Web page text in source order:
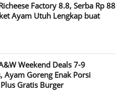
Factory 8.8, Serba Rp 88
Ayam Utuh Lengkap buat
Weekend Deals 7-9
Ayam Goreng Enak Porsi
Gratis Burger